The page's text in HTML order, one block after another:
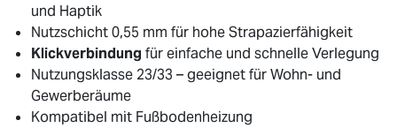
und Haptik
Nutzschicht 0,55 mm für hohe Strapazierfähigkeit
Klickverbindung für einfache und schnelle Verlegung
Nutzungsklasse 23/33 – geeignet für Wohn- und
Gewerberäume
Kompatibel mit Fußbodenheizung